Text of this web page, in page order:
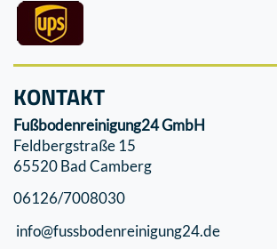
KONTAKT
Fußbodenreinigung24 GmbH
Feldbergstraße 15
65520 Bad Camberg
06126/7008030
info@fussbodenreinigung24.de